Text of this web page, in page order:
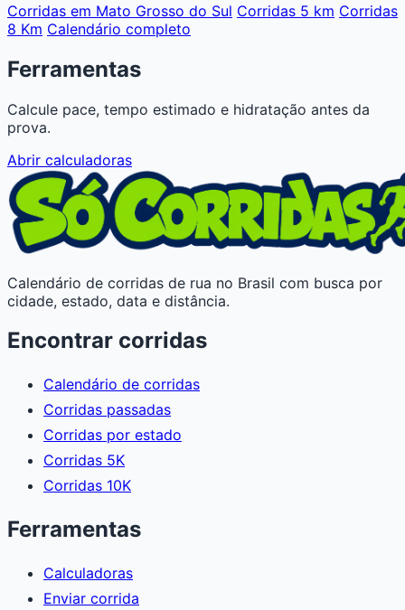
Corridas em Mato Grosso do Sul Corridas 5 km Corridas
8 Km Calendário completo
Ferramentas
Calcule pace, tempo estimado e hidratação antes da
prova.
Abrir calculadoras
Calendário de corridas de rua no Brasil com busca por
cidade, estado, data e distância.
Encontrar corridas
Calendário de corridas
Corridas passadas
Corridas por estado
Corridas 5K
Corridas 10K
Ferramentas
Calculadoras
Enviar corrida